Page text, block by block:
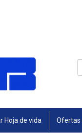
Hoja de vida Ofertas